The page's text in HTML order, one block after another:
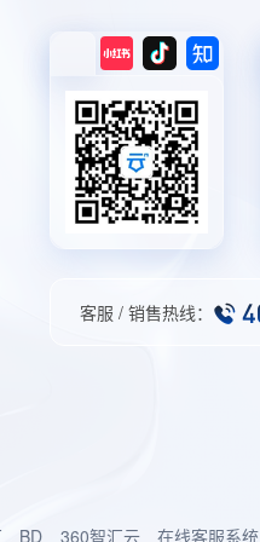
客服 / 销售热线：
BD 360智汇云 在线客服系统